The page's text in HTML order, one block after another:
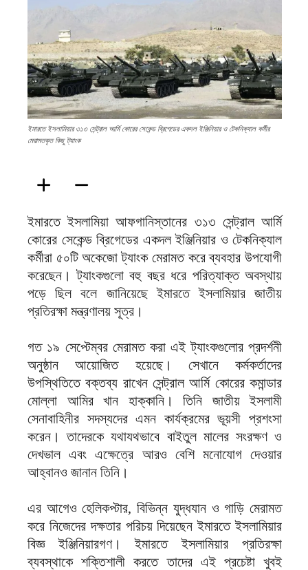
ইমারতে ইসলামিয়ার ৩১৩ সেন্ট্রাল আর্মি কোরের সেকেন্ড ব্রিগেডের একদল ইঞ্জিনিয়ার ও টেকনিক্যাল কর্মীর
মেরামতকৃত কিছু ট্যাংক
ইমারতে ইসলামিয়া আফগানিস্তানের ৩১৩ সেন্ট্রাল আর্মি
কোরের সেকেন্ড ব্রিগেডের একদল ইঞ্জিনিয়ার ও টেকনিক্যাল
কর্মীরা ৫০টি অকেজো ট্যাংক মেরামত করে ব্যবহার উপযোগী
করেছেন। ট্যাংকগুলো বহু বছর ধরে পরিত্যাক্ত অবস্থায়
পড়ে ছিল বলে জানিয়েছে ইমারতে ইসলামিয়ার জাতীয়
প্রতিরক্ষা মন্ত্রণালয় সূত্র।
গত ১৯ সেপ্টেম্বর মেরামত করা এই ট্যাংকগুলোর প্রদর্শনী
অনুষ্ঠান আয়োজিত হয়েছে। সেখানে কর্মকর্তাদের
উপস্থিতিতে বক্তব্য রাখেন সেন্ট্রাল আর্মি কোরের কমান্ডার
মোল্লা আমির খান হাক্কানি। তিনি জাতীয় ইসলামী
সেনাবাহিনীর সদস্যদের এমন কার্যক্রমের ভূয়সী প্রশংসা
করেন। তাদেরকে যথাযথভাবে বাইতুল মালের সংরক্ষণ ও
দেখভাল এবং এক্ষেত্রে আরও বেশি মনোযোগ দেওয়ার
আহ্বানও জানান তিনি।
এর আগেও হেলিকপ্টার, বিভিন্ন যুদ্ধযান ও গাড়ি মেরামত
করে নিজেদের দক্ষতার পরিচয় দিয়েছেন ইমারতে ইসলামিয়ার
বিজ্ঞ ইঞ্জিনিয়ারগণ। ইমারতে ইসলামিয়ার প্রতিরক্ষা
ব্যবস্থাকে শক্তিশালী করতে তাদের এই প্রচেষ্টা খুবই